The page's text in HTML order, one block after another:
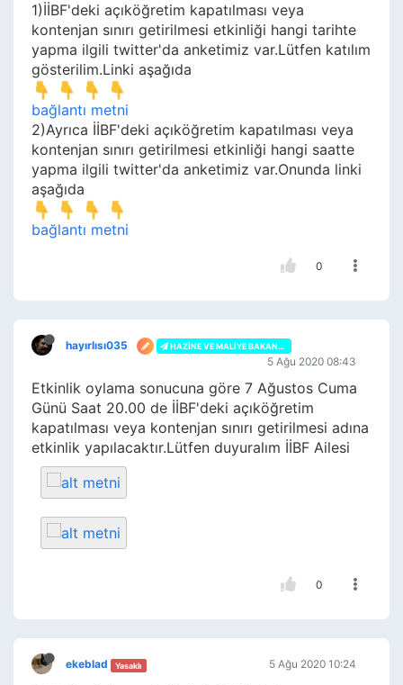
1)İİBF'deki açıköğretim kapatılması veya
kontenjan sınırı getirilmesi etkinliği hangi tarihte
yapma ilgili twitter'da anketimiz var.Lütfen katılım
gösterilim.Linki aşağıda
bağlantı metni
2)Ayrıca İİBF'deki açıköğretim kapatılması veya
kontenjan sınırı getirilmesi etkinliği hangi saatte
yapma ilgili twitter'da anketimiz var.Onunda linki
aşağıda
bağlantı metni
0
hayırlısı035 HAZINE VE MALIYE BAKANLIĞI
5 Ağu 2020 08:43
Etkinlik oylama sonucuna göre 7 Ağustos Cuma
Günü Saat 20.00 de İİBF'deki açıköğretim
kapatılması veya kontenjan sınırı getirilmesi adına
etkinlik yapılacaktır.Lütfen duyuralım İİBF Ailesi
0
ekeblad Yasaklı 5 Ağu 2020 10:24